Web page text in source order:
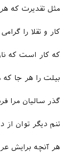
مثل تقدیرت که
کار و تقلا را گرامی
که کار است که
بیلت را هر جا که
گذر سالیان مرا
تنم دیگر توان
هر آنچه برایش